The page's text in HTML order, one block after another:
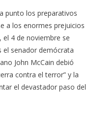
punto los preparativos
a los enormes prejuicios
el 4 de noviembre se
el senador demócrata
John McCain debió
contra el terror” y la
el devastador paso del